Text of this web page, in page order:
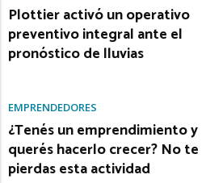
Plottier activó un operativo
preventivo integral ante el
pronóstico de lluvias
EMPRENDEDORES
¿Tenés un emprendimiento y
querés hacerlo crecer? No te
pierdas esta actividad